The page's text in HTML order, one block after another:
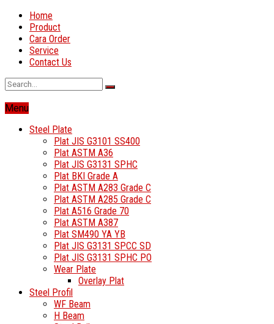
Home
Product
Cara Order
Service
Contact Us
Menu
Steel Plate
Plat JIS G3101 SS400
Plat ASTM A36
Plat JIS G3131 SPHC
Plat BKI Grade A
Plat ASTM A283 Grade C
Plat ASTM A285 Grade C
Plat A516 Grade 70
Plat ASTM A387
Plat SM490 YA YB
Plat JIS G3131 SPCC SD
Plat JIS G3131 SPHC PO
Wear Plate
Overlay Plat
Steel Profil
WF Beam
H Beam